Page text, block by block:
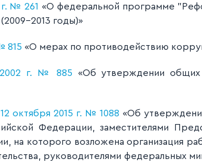
№ 261 «О федеральной программе
2013 годы)»
815 «О мерах по противодействию
2002 г. № 885 «Об утверждении общих
октября 2015 г. № 1088 «Об
Федерации, заместителями
которого возложена организация
руководителями федеральных